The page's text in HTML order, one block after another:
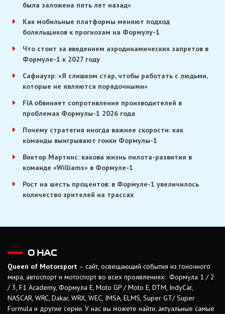
была заложена пять лет назад»
Как мобильные платформы меняют подход
болельщиков к прогнозам на Формулу-1
Что стоит за введением аэродинамических запретов в
Формуле-1 к 2027 году
Сафнауэр: «Я слишком стар, чтобы работать с людьми,
которые не являются порядочными»
FIA обвиняет сопротивление производителей в
проблемах Формулы-1 2026 года
Почему стратегия иногда важнее скорости: как
команды выигрывают гонки Формулы-1
Виктор Мартинс: какова жизнь пилота-развития в
команде «Williams» в Формуле-1
Рост на шесть процентов: в Формуле-1 увеличилось
количество зрителей на трассах
О НАС
Queen of Motorsport – сайт, освещающий события из гоночного
мира, автоспорт и мотоспорт во всех проявлениях: Формула 1 / 2
/ 3, F1 Academy, Формула Е, Moto GP / Moto E, DTM, IndyCar,
NASCAR, WRC, Dakar, WRX, WEC, IMSA, ELMS, Super GT/ Super
Formula и другие серии. У нас вы можете найти: актуальные самые